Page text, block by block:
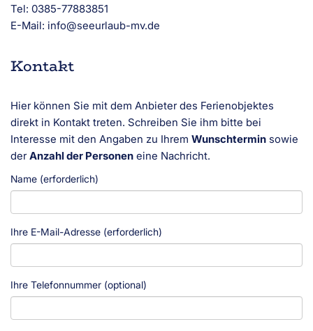
Tel: 0385-77883851
E-Mail: info@seeurlaub-mv.de
Kontakt
Hier können Sie mit dem Anbieter des Ferienobjektes
direkt in Kontakt treten. Schreiben Sie ihm bitte bei
Interesse mit den Angaben zu Ihrem Wunschtermin sowie
derAnzahl der Personen eine Nachricht.
Name (erforderlich)
Ihre E-Mail-Adresse (erforderlich)
Ihre Telefonnummer (optional)